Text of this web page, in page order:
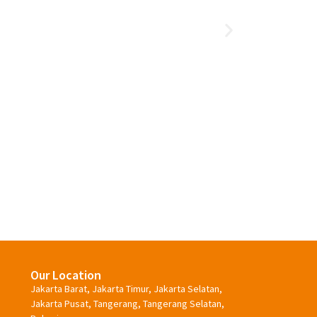
Our Location
Jakarta Barat, Jakarta Timur, Jakarta Selatan,
Jakarta Pusat, Tangerang, Tangerang Selatan,